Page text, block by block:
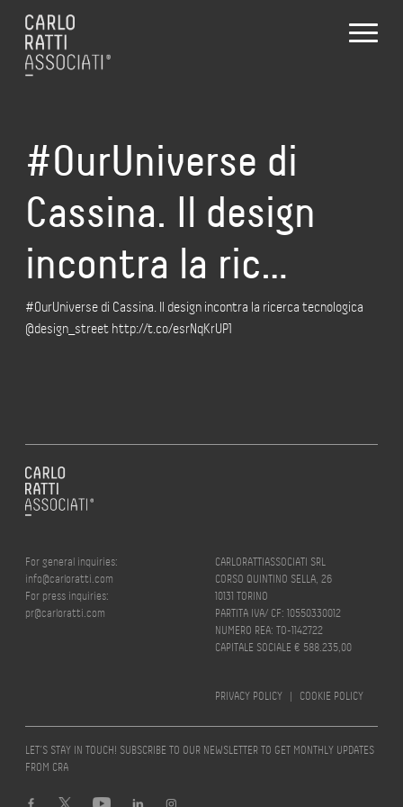
#OurUniverse di
Cassina. Il design
incontra la ric…
#OurUniverse di Cassina. Il design incontra la ricerca tecnologica
@design_street http://t.co/esrNqKrUP1
For general inquiries:
info@carloratti.com
For press inquiries:
pr@carloratti.com
CARLORATTIASSOCIATI SRL
CORSO QUINTINO SELLA, 26
10131 TORINO
PARTITA IVA/ CF: 10550330012
NUMERO REA: TO-1142722
CAPITALE SOCIALE € 588.235,00
PRIVACY POLICY | COOKIE POLICY
LET’S STAY IN TOUCH! SUBSCRIBE TO OUR NEWSLETTER TO GET MONTHLY UPDATES
FROM CRA